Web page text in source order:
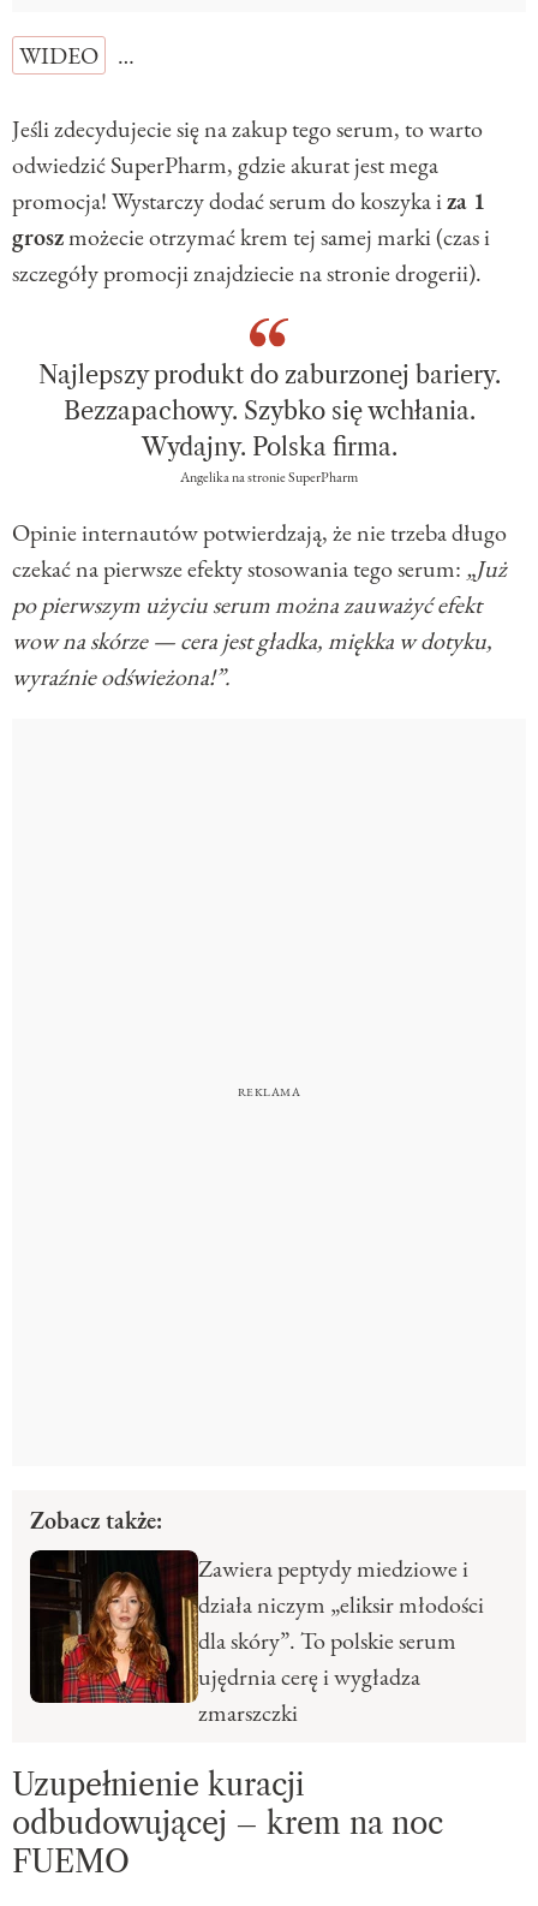
WIDEO …
Jeśli zdecydujecie się na zakup tego serum, to warto
odwiedzić SuperPharm, gdzie akurat jest mega
promocja! Wystarczy dodać serum do koszyka iza 1
groszmożecie otrzymać krem tej samej marki (czas i
szczegóły promocji znajdziecie na stronie drogerii).
Najlepszy produkt do zaburzonej bariery.
Bezzapachowy. Szybko się wchłania.
Wydajny. Polska firma.
Angelika na stronie SuperPharm
Opinie internautów potwierdzają, że nie trzeba długo
czekać na pierwsze efekty stosowania tego serum: „Już
po pierwszym użyciu serum można zauważyć efekt
wow na skórze — cera jest gładka, miękka w dotyku,
wyraźnie odświeżona!”.
Zobacz także:
Zawiera peptydy miedziowe i
działa niczym „eliksir młodości
dla skóry”. To polskie serum
ujędrnia cerę i wygładza
zmarszczki
Uzupełnienie kuracji
odbudowującej – krem na noc
FUEMO